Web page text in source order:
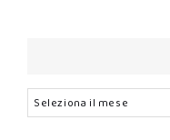
Archivi